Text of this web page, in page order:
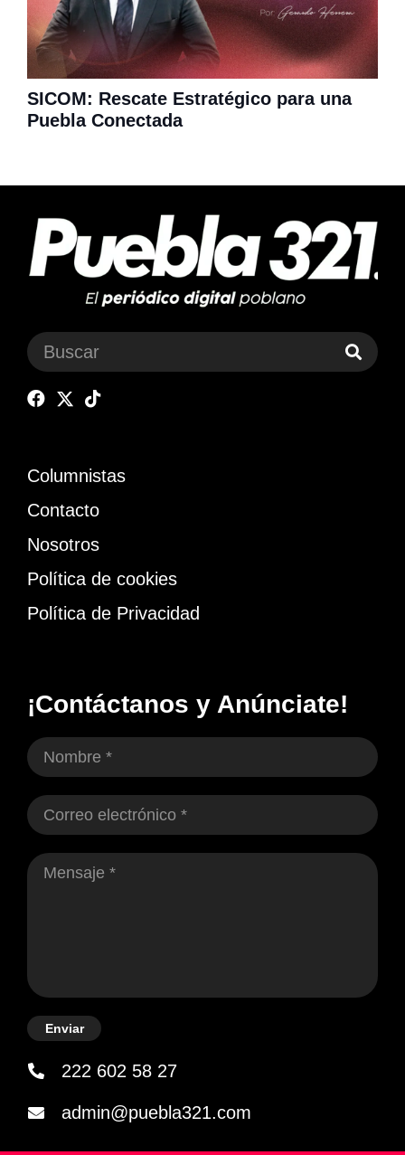
SICOM: Rescate Estratégico para una
Puebla Conectada
Columnistas
Contacto
Nosotros
Política de cookies
Política de Privacidad
¡Contáctanos y Anúnciate!
Enviar
222 602 58 27
admin@puebla321.com